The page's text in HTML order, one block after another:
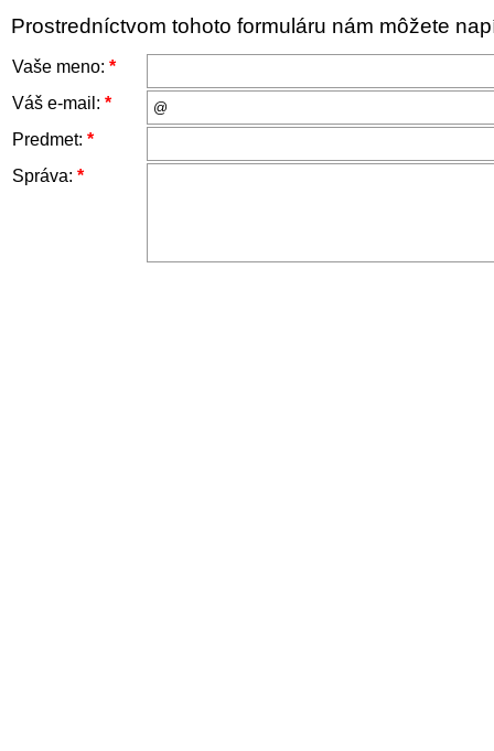
Prostredníctvom tohoto formuláru nám môžete
Vaše meno: *
Váš e-mail: *
Predmet: *
Správa: *